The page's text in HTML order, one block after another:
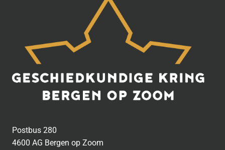
Postbus 280
4600 AG Bergen op Zoom